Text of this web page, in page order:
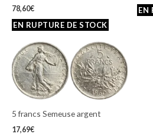
78,60€
5 francs Semeuse argent
17,69€